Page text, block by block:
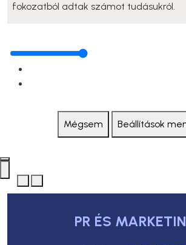
fokozatból adtak számot tudásukról.
Mégsem Beállítások
PR ÉS